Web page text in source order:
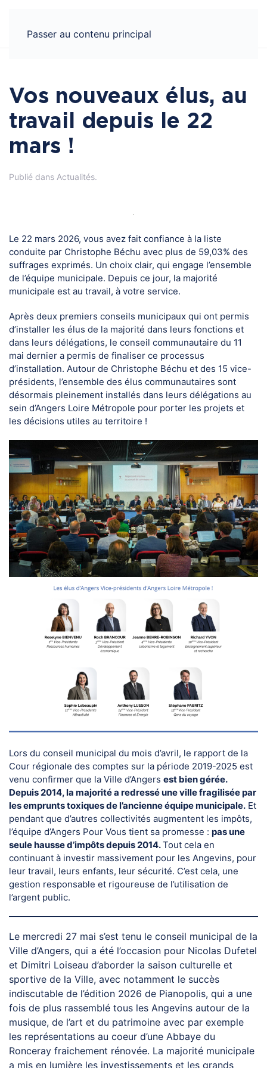
Passer au contenu principal
Vos nouveaux élus, au
travail depuis le 22
mars !
Publié dans Actualités.
Le 22 mars 2026, vous avez fait confiance à la liste
conduite par Christophe Béchu avec plus de 59,03% des
suffrages exprimés. Un choix clair, qui engage l’ensemble
de l’équipe municipale. Depuis ce jour, la majorité
municipale est au travail, à votre service.
Après deux premiers conseils municipaux qui ont permis
d’installer les élus de la majorité dans leurs fonctions et
dans leurs délégations, le conseil communautaire du 11
mai dernier a permis de finaliser ce processus
d’installation. Autour de Christophe Béchu et des 15 vice-
présidents, l’ensemble des élus communautaires sont
désormais pleinement installés dans leurs délégations au
sein d’Angers Loire Métropole pour porter les projets et
les décisions utiles au territoire !
Lors du conseil municipal du mois d’avril, le rapport de la
Cour régionale des comptes sur la période 2019-2025 est
venu confirmer que la Ville d’Angers est bien gérée.
Depuis 2014, la majorité a redressé une ville fragilisée par
les emprunts toxiques de l’ancienne équipe municipale. Et
pendant que d’autres collectivités augmentent les impôts,
l’équipe d’Angers Pour Vous tient sa promesse : pas une
seule hausse d’impôts depuis 2014.Tout cela en
continuant à investir massivement pour les Angevins, pour
leur travail, leurs enfants, leur sécurité. C’est cela, une
gestion responsable et rigoureuse de l’utilisation de
l’argent public.
Le mercredi 27 mai s’est tenu le conseil municipal de la
Ville d’Angers, qui a été l’occasion pour Nicolas Dufetel
et Dimitri Loiseau d’aborder la saison culturelle et
sportive de la Ville, avec notamment le succès
indiscutable de l’édition 2026 de Pianopolis, qui a une
fois de plus rassemblé tous les Angevins autour de la
musique, de l’art et du patrimoine avec par exemple
les représentations au coeur d’une Abbaye du
Ronceray fraichement rénovée. La majorité municipale
a mis en lumière les investissements et les grands